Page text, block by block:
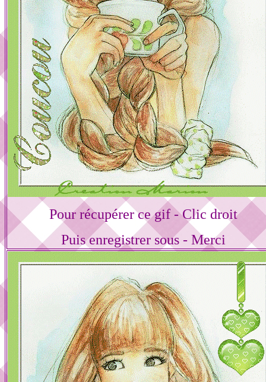
Pour récupérer ce gif - Clic droit
Puis enregistrer sous - Merci